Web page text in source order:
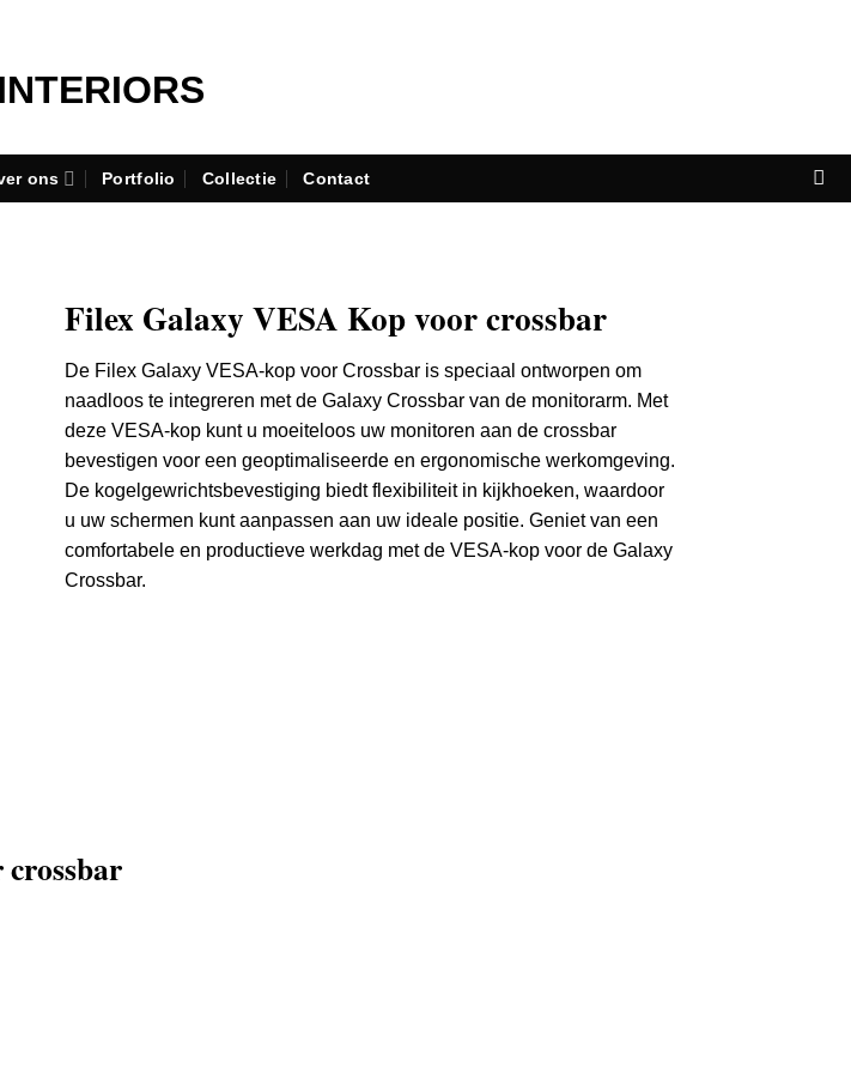
ons Portfolio Collectie Contact
Filex Galaxy VESA Kop voor crossbar
De Filex Galaxy VESA-kop voor Crossbar is speciaal ontworpen om
naadloos te integreren met de Galaxy Crossbar van de monitorarm. Met
deze VESA-kop kunt u moeiteloos uw monitoren aan de crossbar
bevestigen voor een geoptimaliseerde en ergonomische werkomgeving.
De kogelgewrichtsbevestiging biedt flexibiliteit in kijkhoeken, waardoor
u uw schermen kunt aanpassen aan uw ideale positie. Geniet van een
comfortabele en productieve werkdag met de VESA-kop voor de Galaxy
Crossbar.